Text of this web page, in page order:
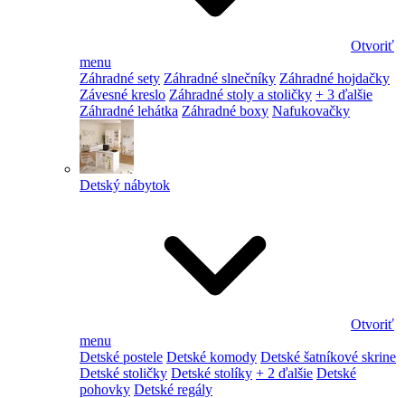
Otvoriť
menu
Záhradné sety Záhradné slnečníky Záhradné hojdačky
Závesné kreslo Záhradné stoly a stoličky + 3 ďalšie
Záhradné lehátka Záhradné boxy Nafukovačky
Detský nábytok
Otvoriť
menu
Detské postele Detské komody Detské šatníkové skrine
Detské stoličky Detské stolíky + 2 ďalšie Detské
pohovky Detské regály